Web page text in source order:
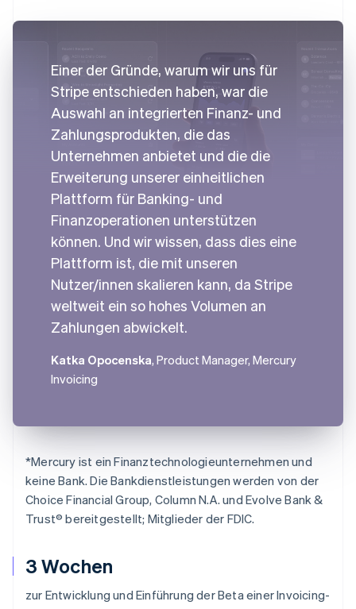
3 Wochen
zur Entwicklung und Einführung der Beta einer Invoicing-
Einer der Gründe, warum wir uns für
Stripe entschieden haben, war die
Auswahl an integrierten Finanz- und
Zahlungsprodukten, die das
Unternehmen anbietet und die die
Erweiterung unserer einheitlichen
Plattform für Banking- und
Finanzoperationen unterstützen
können. Und wir wissen, dass dies eine
Plattform ist, die mit unseren
Nutzer/innen skalieren kann, da Stripe
weltweit ein so hohes Volumen an
Zahlungen abwickelt.
Katka Opocenska, Product Manager, Mercury
Invoicing
*Mercury ist ein Finanztechnologieunternehmen und
keine Bank. Die Bankdienstleistungen werden von der
Choice Financial Group, Column N.A. und Evolve Bank &
Trust® bereitgestellt; Mitglieder der FDIC.